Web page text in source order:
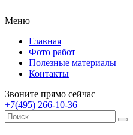
Меню
Главная
Фото работ
Полезные материалы
Контакты
Звоните прямо сейчас
+7(495) 266-10-36